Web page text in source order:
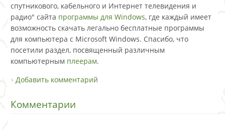
спутникового, кабельного и Интернет телевидения и
радио" сайта программы для Windows, где каждый имеет
возможность скачать легально бесплатные программы
для компьютера с Microsoft Windows. Спасибо, что
посетили раздел, посвященный различным
компьютерным плеерам.
Добавить комментарий
Комментарии